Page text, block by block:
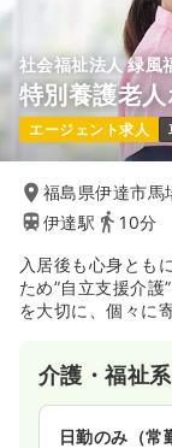
社会福祉法人 緑風
特別養護老
エージェント求人
福島県伊達市馬
伊達駅
10分
入居後も心身とも
ため”自立支援介
を大切に、個々に
介護・福祉
日勤のみ（常